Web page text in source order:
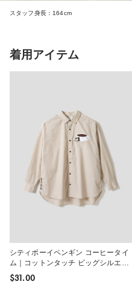
スタッフ身長：164cm
着用アイテム
シティボーイペンギン コーヒータイ
ム｜コットンタッチ ビッグシルエッ
トシャツ
$‌31.00